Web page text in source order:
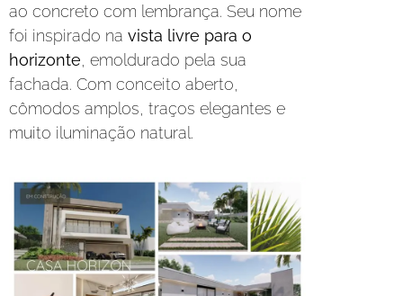
ao concreto com lembrança. Seu nome
foi inspirado na vista livre para o
horizonte , emoldurado pela sua
fachada. Com conceito aberto,
cômodos amplos, traços elegantes e
muito iluminação natural.